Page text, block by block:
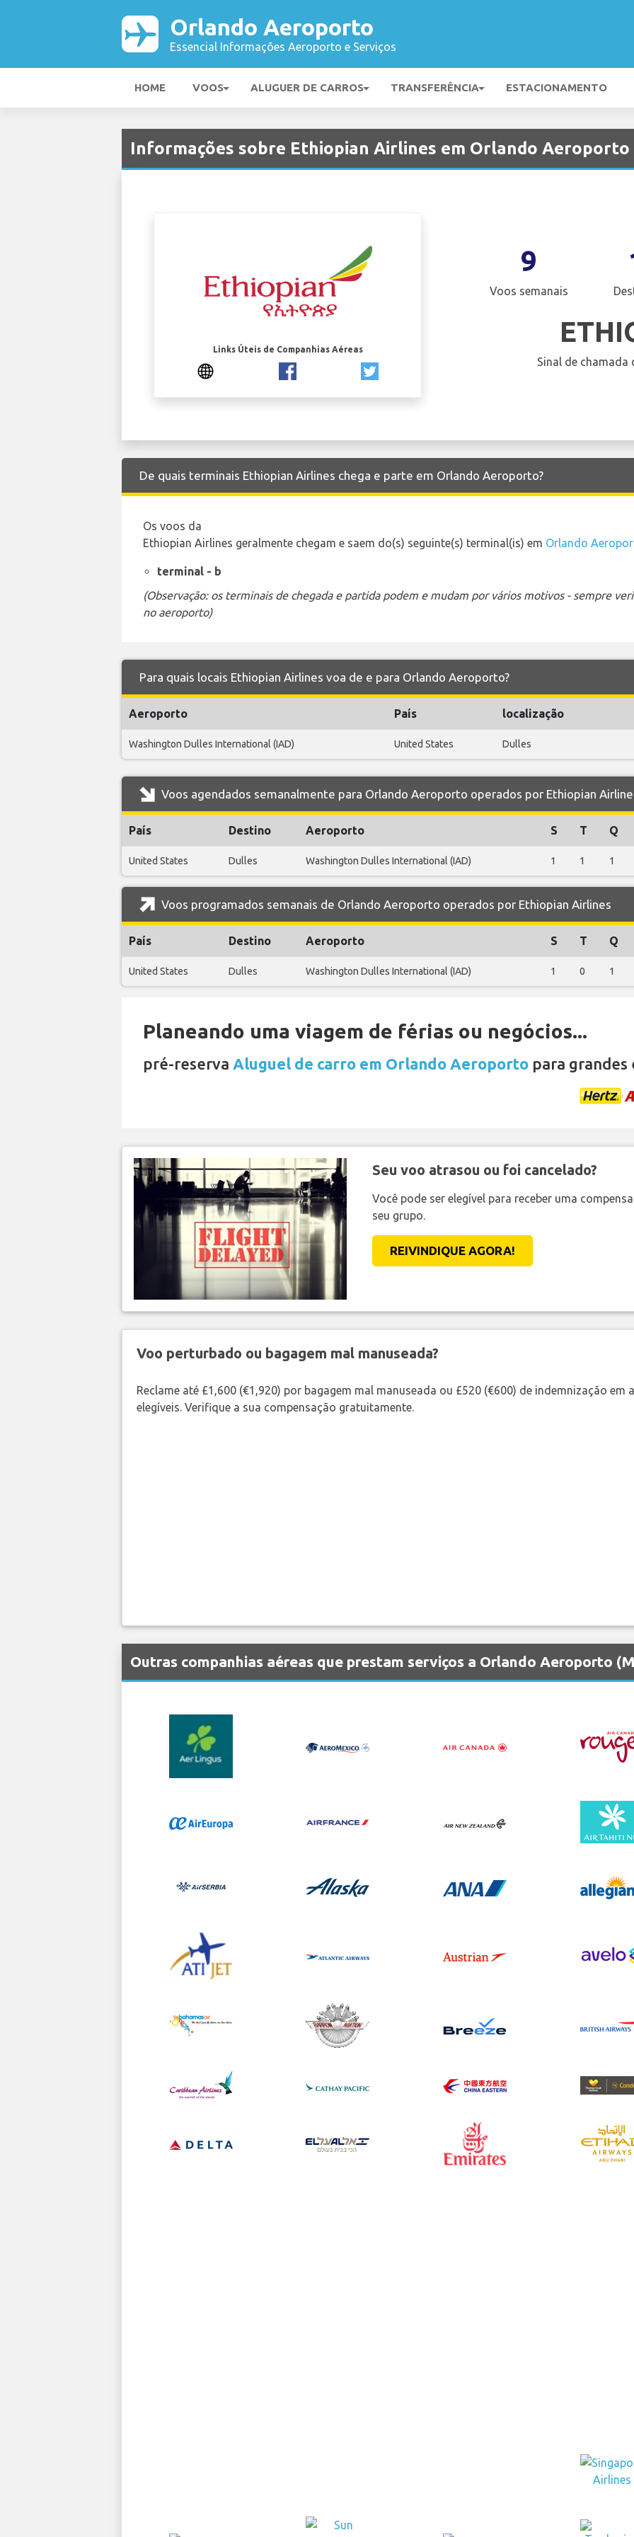
Orlando Aeroporto
Essencial Informações Aeroporto e Serviços
HOME VOOS ALUGUER DE CARROS TRANSFERÊNCIA ESTACIONAMENTO
Informações sobre Ethiopian Airlines em Orlando Aeroporto
Links Úteis de Companhias Aéreas
9
Voos semanais
Sinal de chamada
De quais terminais Ethiopian Airlines chega e parte em Orlando Aeroporto?
Os voos da
Ethiopian Airlines geralmente chegam e saem do(s) seguinte(s) terminal(is) em Orlando
terminal - b
(Observação: os terminais de chegada e partida podem e mudam por vários motivos - sempre
no aeroporto)
Para quais locais Ethiopian Airlines voa de e para Orlando Aeroporto?
Aeroporto País localização
Washington Dulles International (IAD) United States Dulles
Voos agendados semanalmente para Orlando Aeroporto operados por Ethiopian
País Destino Aeroporto S T Q
United States Dulles Washington Dulles International (IAD) 1 1 1
Voos programados semanais de Orlando Aeroporto operados por Ethiopian Airlines
País Destino Aeroporto S T Q
United States Dulles Washington Dulles International (IAD) 1 0 1
Planeando uma viagem de férias ou negócios...
pré-reserva Aluguel de carro em Orlando Aeroporto para grandes
Seu voo atrasou ou foi cancelado?
Você pode ser elegível para receber uma
seu grupo.
REIVINDIQUE AGORA!
Voo perturbado ou bagagem mal manuseada?
Reclame até £1,600 (€1,920) por bagagem mal manuseada ou £520 (€600) de indemnização
elegíveis. Verifique a sua compensação gratuitamente.
Outras companhias aéreas que prestam serviços a Orlando Aeroporto